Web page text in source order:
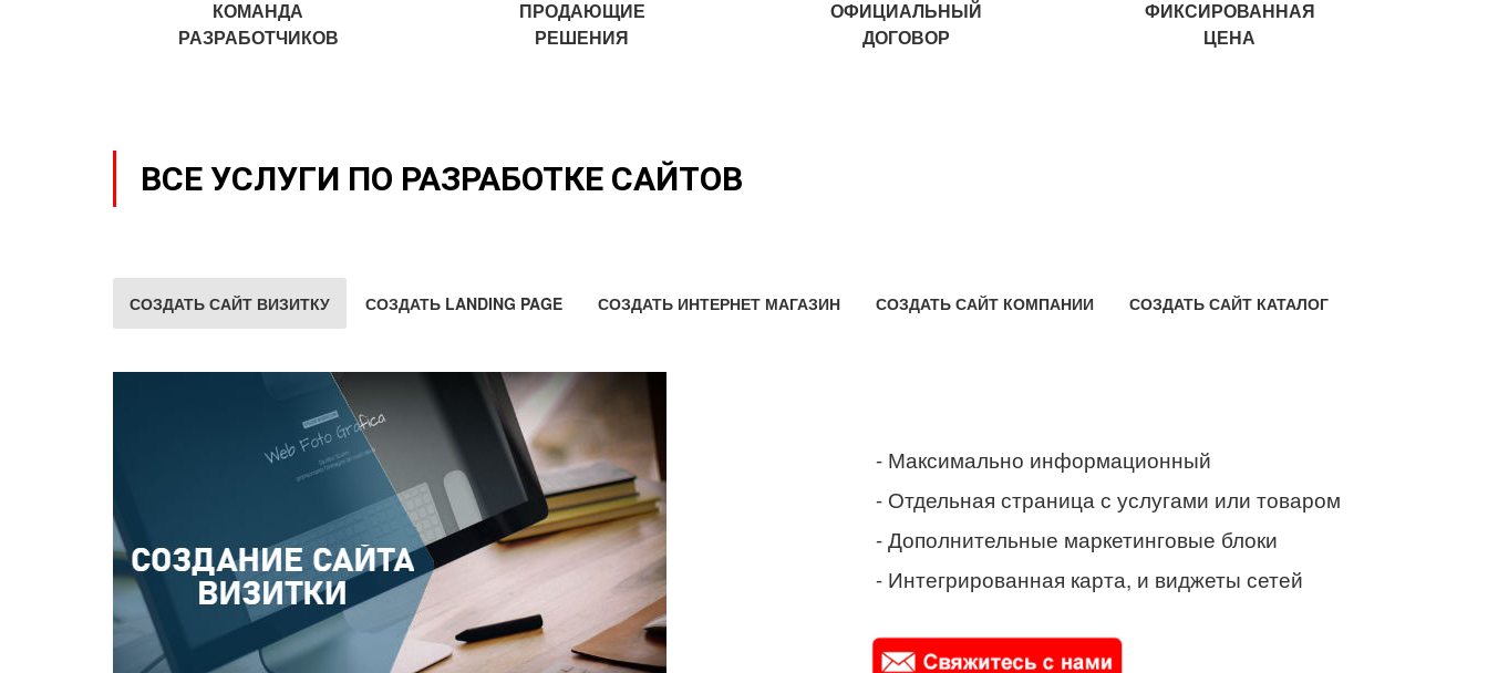
КОМАНДА
РАЗРАБОТЧИКОВ
ПРОДАЮЩИЕ
РЕШЕНИЯ
ОФИЦИАЛЬНЫЙ
ДОГОВОР
ФИКСИРОВАННАЯ
ЦЕНА
ВСЕ УСЛУГИ ПО РАЗРАБОТКЕ САЙТОВ
СОЗДАТЬ САЙТ ВИЗИТКУ СОЗДАТЬ LANDING PAGE СОЗДАТЬ ИНТЕРНЕТ МАГАЗИН СОЗДАТЬ САЙТ КОМПАНИИ СОЗДАТЬ САЙТ КАТАЛОГ
- Максимально информационный
- Отдельная страница с услугами или товаром
- Дополнительные маркетинговые блоки
- Интегрированная карта, и виджеты сетей